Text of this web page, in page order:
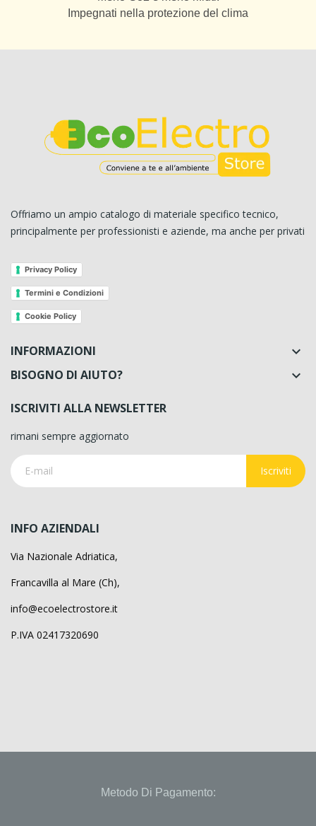
Impegnati nella protezione del clima
Offriamo un ampio catalogo di materiale specifico tecnico,
principalmente per professionisti e aziende, ma anche per privati
Privacy Policy
Termini e Condizioni
Cookie Policy
INFORMAZIONI 
BISOGNO DI AIUTO? 
ISCRIVITI ALLA NEWSLETTER
rimani sempre aggiornato
Iscriviti
INFO AZIENDALI
Via Nazionale Adriatica,
Francavilla al Mare (Ch),
info@ecoelectrostore.it
P.IVA 02417320690
Metodo Di Pagamento: